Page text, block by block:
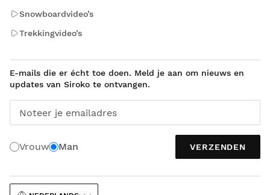
Snowboardvideo’s
Trekkingvideo’s
E-mails die er écht toe doen. Meld je aan om nieuws en
updates van Siroko te ontvangen.
Noteer je emailadres
Vrouw Man VERZENDEN